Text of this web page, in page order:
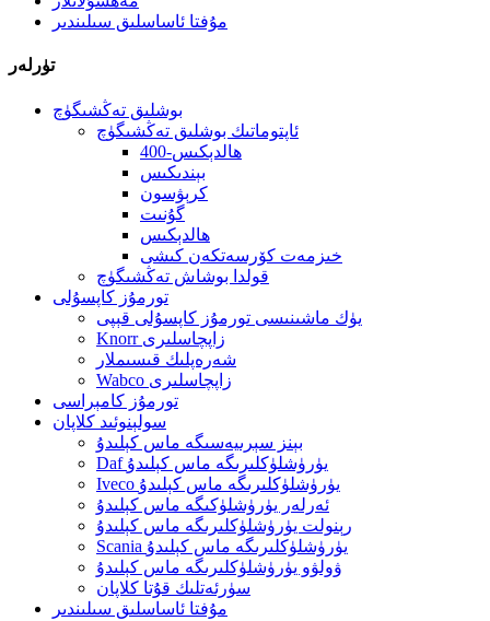
مۇفتا ئاساسلىق سىلىندىر
تۈرلەر
بوشلىق تەڭشىگۈچ
ئاپتوماتىك بوشلىق تەڭشىگۈچ
400-ھالدېكىس
بېندىكىس
كرېۋسون
گۇنىت
ھالدېكىس
خىزمەت كۆرسەتكەن كىشى
قولدا بوشاش تەڭشىگۈچ
تورمۇز كاپسۇلى
يۈك ماشىنىسى تورمۇز كاپسۇلى قېپى
Knorr زاپچاسلىرى
شەرەپلىك قىسىملار
Wabco زاپچاسلىرى
تورمۇز كامېراسى
سولېنوئىد كلاپان
بېنز سېرىيەسىگە ماس كېلىدۇ
Daf يۈرۈشلۈكلىرىگە ماس كېلىدۇ
Iveco يۈرۈشلۈكلىرىگە ماس كېلىدۇ
ئەرلەر يۈرۈشلۈكىگە ماس كېلىدۇ
رېنولت يۈرۈشلۈكلىرىگە ماس كېلىدۇ
Scania يۈرۈشلۈكلىرىگە ماس كېلىدۇ
ۋولۋو يۈرۈشلۈكلىرىگە ماس كېلىدۇ
سۈرئەتلىك قۇتا كلاپان
مۇفتا ئاساسلىق سىلىندىر